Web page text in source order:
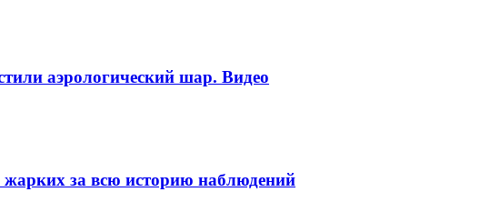
аэрологический шар. Видео
жарких за всю историю наблюдений